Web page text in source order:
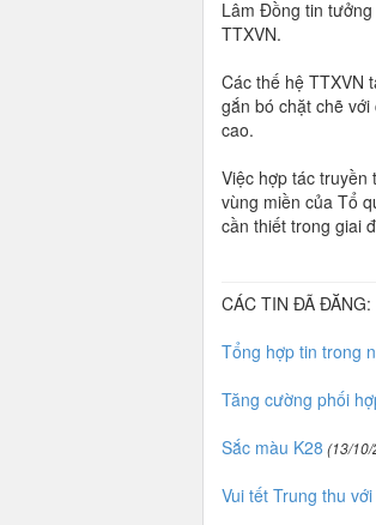
Lâm Đồng tin
TTXVN.
Các thế hệ TTXVN
gắn bó chặt chẽ
cao.
Việc hợp tác
vùng miền của Tổ
cần thiết trong giai
CÁC TIN ĐÃ ĐĂNG:
Tổng hợp tin trong
Tăng cường phối
Sắc màu K28 (13/
Vui tết Trung thu